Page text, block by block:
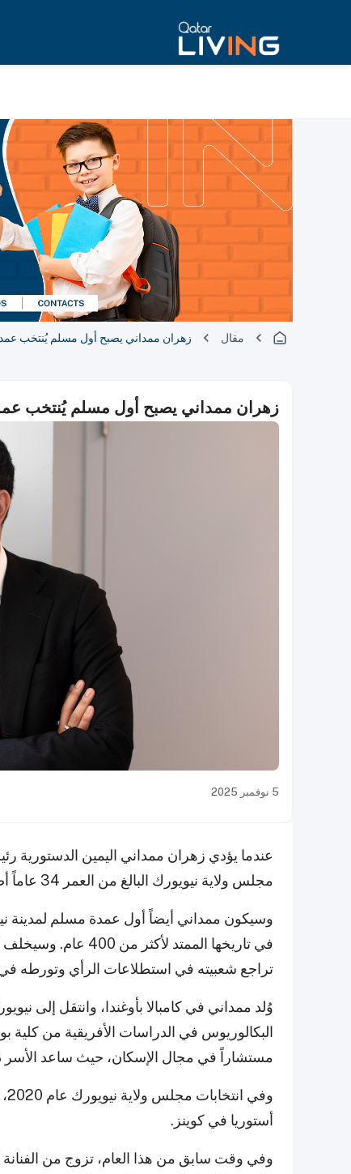
مقال زهران ممداني يصبح أول مسلم يُنتخب عمدة
زهران ممداني يصبح أول مسلم يُنتخب عمدة
5 نوفمبر 2025
عندما يؤدي زهران ممداني اليمين الدستورية
مجلس ولاية نيويورك البالغ من العمر 34 عاماً أصغر شخص يتولى هذا المنصب منذ قرن.
وسيكون ممداني أيضاً أول عمدة مسلم لمدينة
في تاريخها الممتد
تراجع شعبيته في استطلاعات الرأي وتورطه
وُلد ممداني في كامبالا بأوغندا، وانتقل
البكالوريوس في الدراسات الأفريقية من
مستشاراً في مجال الإسكان، حيث ساعد الأسر
أستوريا في كوينز.